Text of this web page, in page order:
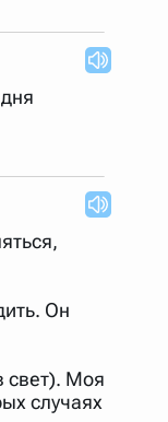
Он
свет). Моя
случаях